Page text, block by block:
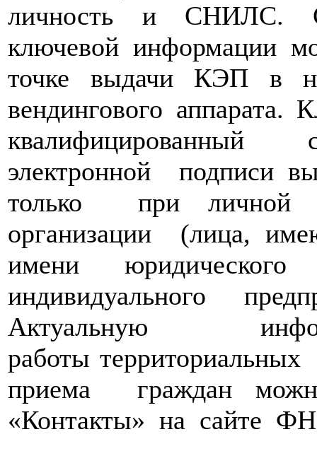
личность и СНИЛС.
ключевой информации
точке выдачи КЭП в
вендингового аппарата.
квалифицированный
электронной
подписи
только
при
личной
организации
(лица,
имени
индивидуального
Актуальную
работы территориальных
приема
граждан
«Контакты» на сайте